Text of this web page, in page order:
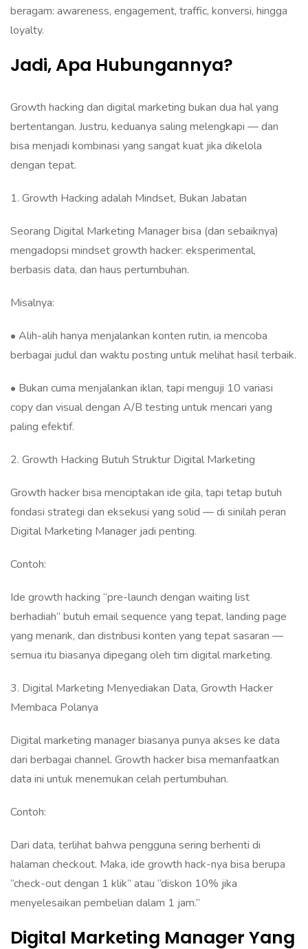
beragam: awareness, engagement, traffic, konversi, hingga
loyalty.
Jadi, Apa Hubungannya?
Growth hacking dan digital marketing bukan dua hal yang
bertentangan. Justru, keduanya saling melengkapi — dan
bisa menjadi kombinasi yang sangat kuat jika dikelola
dengan tepat.
1. Growth Hacking adalah Mindset, Bukan Jabatan
Seorang Digital Marketing Manager bisa (dan sebaiknya)
mengadopsi mindset growth hacker: eksperimental,
berbasis data, dan haus pertumbuhan.
Misalnya:
• Alih-alih hanya menjalankan konten rutin, ia mencoba
berbagai judul dan waktu posting untuk melihat hasil terbaik.
• Bukan cuma menjalankan iklan, tapi menguji 10 variasi
copy dan visual dengan A/B testing untuk mencari yang
paling efektif.
2. Growth Hacking Butuh Struktur Digital Marketing
Growth hacker bisa menciptakan ide gila, tapi tetap butuh
fondasi strategi dan eksekusi yang solid — di sinilah peran
Digital Marketing Manager jadi penting.
Contoh:
Ide growth hacking “pre-launch dengan waiting list
berhadiah” butuh email sequence yang tepat, landing page
yang menarik, dan distribusi konten yang tepat sasaran —
semua itu biasanya dipegang oleh tim digital marketing.
3. Digital Marketing Menyediakan Data, Growth Hacker
Membaca Polanya
Digital marketing manager biasanya punya akses ke data
dari berbagai channel. Growth hacker bisa memanfaatkan
data ini untuk menemukan celah pertumbuhan.
Contoh:
Dari data, terlihat bahwa pengguna sering berhenti di
halaman checkout. Maka, ide growth hack-nya bisa berupa
“check-out dengan 1 klik” atau “diskon 10% jika
menyelesaikan pembelian dalam 1 jam.”
Digital Marketing Manager Yang